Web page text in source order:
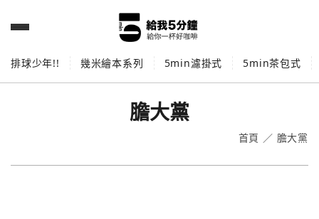
排球少年!! 幾米繪本系列 5min濾掛式 5min茶包式
膽大黨
首頁 ／ 膽大黨